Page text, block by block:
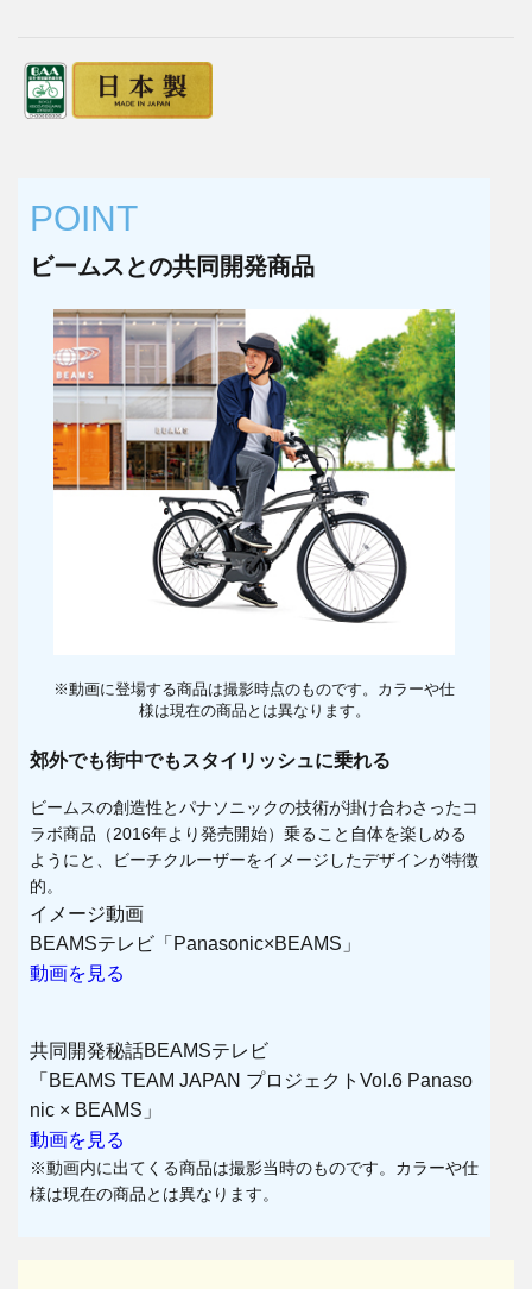
POINT
ビームスとの共同開発商品
※動画に登場する商品は撮影時点のものです。カラーや仕
様は現在の商品とは異なります。
郊外でも街中でもスタイリッシュに乗れる
ビームスの創造性とパナソニックの技術が掛け合わさったコ
ラボ商品（2016年より発売開始）乗ること自体を楽しめる
ようにと、ビーチクルーザーをイメージしたデザインが特徴
的。
イメージ動画
BEAMSテレビ「Panasonic×BEAMS」
動画を見る
共同開発秘話BEAMSテレビ
「BEAMS TEAM JAPAN プロジェクトVol.6 Panaso
nic × BEAMS」
動画を見る
※動画内に出てくる商品は撮影当時のものです。カラーや仕
様は現在の商品とは異なります。